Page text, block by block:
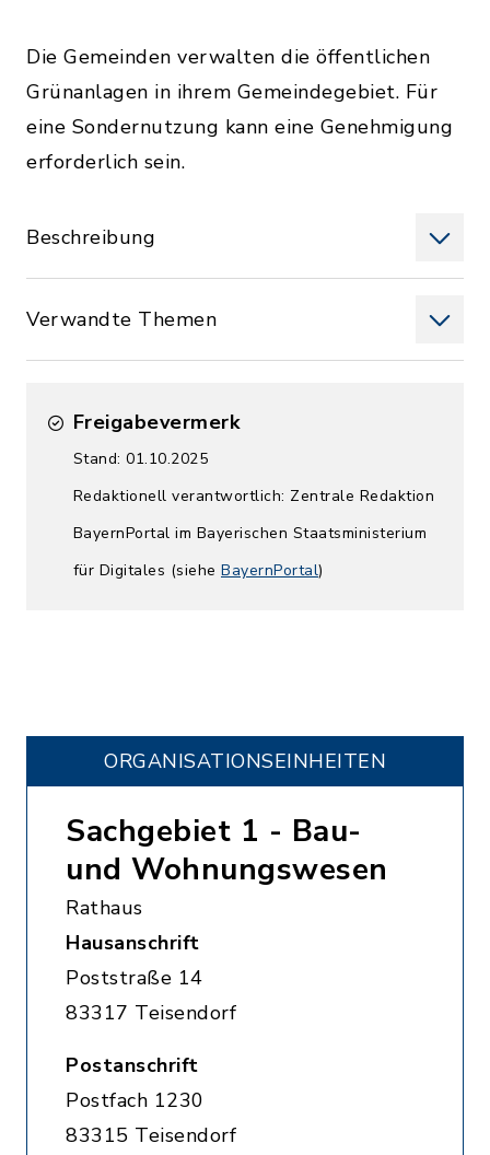
Die Gemeinden verwalten die öffentlichen
Grünanlagen in ihrem Gemeindegebiet. Für
eine Sondernutzung kann eine Genehmigung
erforderlich sein.
Beschreibung
Verwandte Themen
Freigabevermerk
Stand: 01.10.2025
Redaktionell verantwortlich: Zentrale Redaktion
BayernPortal im Bayerischen Staatsministerium
für Digitales (siehe BayernPortal)
ORGANISATIONS­EINHEITEN
Sachgebiet 1 - Bau-
und Wohnungswesen
Rathaus
Hausanschrift
Poststraße 14
83317 Teisendorf
Postanschrift
Postfach 1230
83315 Teisendorf